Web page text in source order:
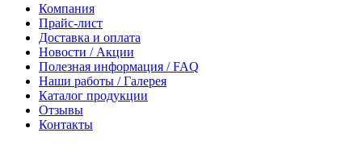
Компания
Прайс-лист
Доставка и оплата
Новости / Акции
Полезная информация / FAQ
Наши работы / Галерея
Каталог продукции
Отзывы
Контакты